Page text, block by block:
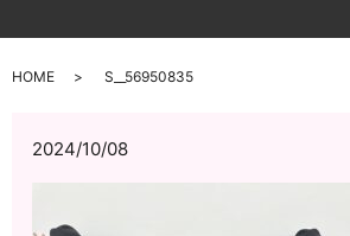
HOME S__56950835
2024/10/08